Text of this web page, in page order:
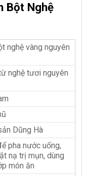
Bột Nghệ
nghệ vàng nguyên
nghệ tươi nguyên
Dũng Hà
pha nước uống,
nạ trị mụn, dùng
món ăn